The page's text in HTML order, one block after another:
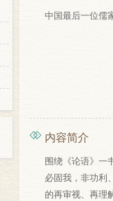
中国最后一位儒
内容简介
围绕《论语》一
必固我，非功利
的再审视、再理